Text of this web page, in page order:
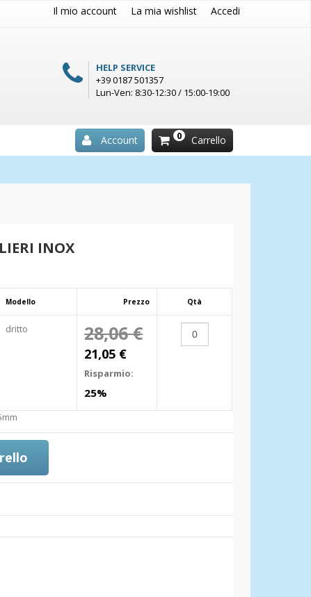
Il mio account La mia wishlist Accedi
HELP SERVICE
+39 0187 501357
Lun-Ven: 8:30-12:30 / 15:00-19:00
Carrello
0
Account
INOX
Modello Prezzo Qtà
dritto 28,06 €
21,05 €
Risparmio:
25%